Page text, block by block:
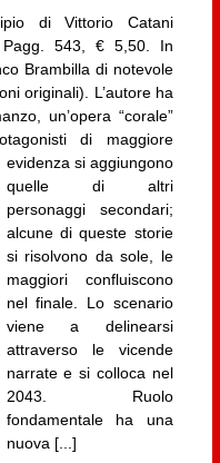
di Vittorio Catani
Pagg. 543, € 5,50. In
Brambilla di notevole
originali). L’autore ha
un’opera “corale”
di maggiore
evidenza si aggiungono
quelle di altri
personaggi secondari;
alcune di queste storie
si risolvono da sole, le
maggiori confluiscono
nel finale. Lo scenario
viene a delinearsi
attraverso le vicende
narrate e si colloca nel
2043. Ruolo
fondamentale ha una
nuova [...]